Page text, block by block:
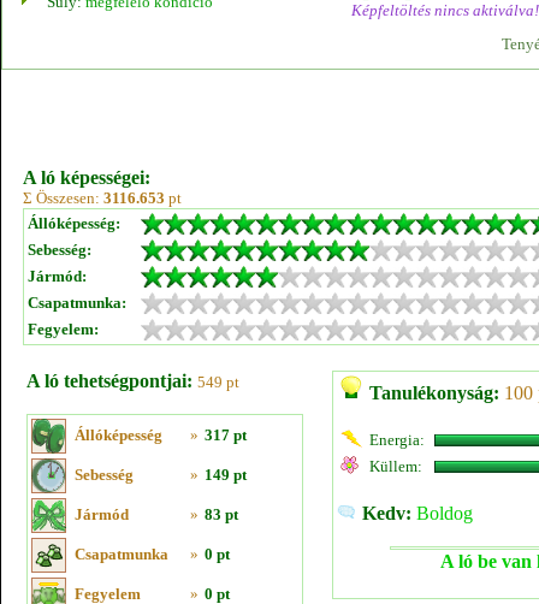
Képfeltöltés nincs aktiválva!
A ló képességei:
Σ Összesen: 3116.653 pt
Állóképesség:
Sebesség:
Jármód:
Csapatmunka:
Fegyelem:
A ló tehetségpontjai: 549 pt
Állóképesség » 317 pt
Sebesség » 149 pt
Jármód » 83 pt
Csapatmunka » 0 pt
Fegyelem » 0 pt
Tanulékonyság: 100
Energia:
Küllem:
Kedv: Boldog
A ló be van